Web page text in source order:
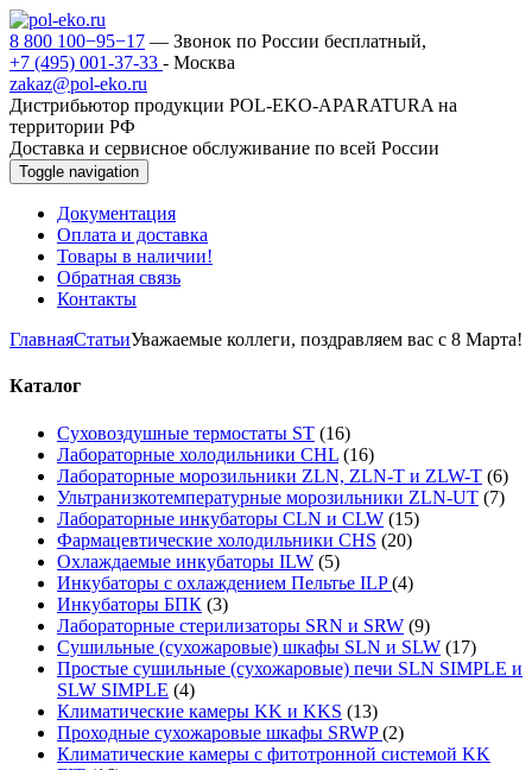
8 800 100−95−17 — Звонок по России бесплатный,
+7 (495) 001-37-33 - Москва
zakaz@pol-eko.ru
Дистрибьютор продукции POL-EKO-APARATURA на
территории РФ
Доставка и сервисное обслуживание по всей России
Toggle navigation
Документация
Оплата и доставка
Товары в наличии!
Обратная связь
Контакты
ГлавнаяСтатьиУважаемые коллеги, поздравляем вас с 8 Марта!
Каталог
Суховоздушные термостаты ST (16)
Лабораторные холодильники CHL (16)
Лабораторные морозильники ZLN, ZLN-T и ZLW-T (6)
Ультранизкотемпературные морозильники ZLN-UT (7)
Лабораторные инкубаторы CLN и CLW (15)
Фармацевтические холодильники CHS (20)
Охлаждаемые инкубаторы ILW (5)
Инкубаторы с охлаждением Пельтье ILP(4)
Инкубаторы БПК (3)
Лабораторные стерилизаторы SRN и SRW (9)
Сушильные (сухожаровые) шкафы SLN и SLW (17)
Простые сушильные (сухожаровые) печи SLN SIMPLE и
SLW SIMPLE (4)
Климатические камеры KK и KKS (13)
Проходные сухожаровые шкафы SRWP(2)
Климатические камеры с фитотронной системой KK